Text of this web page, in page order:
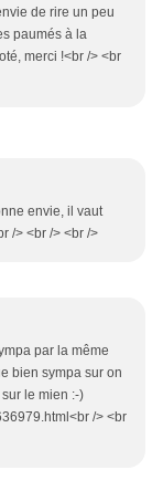
de rire un peu
paumés à la
merci !<br /> <br
envie, il vaut
/> <br /> <br />
par la même
bien sympa sur on
le mien :-)
/> <br